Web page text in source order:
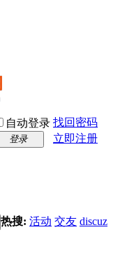
自动登录 找回密码
登录
立即注册
热搜: 活动 交友 discuz